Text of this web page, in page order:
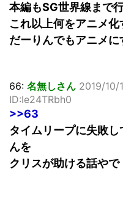
本編もSG世界線まで
これ以上何をアニメ
だーりんでもアニメに
66: 名無しさん 2019/10/
ID:Ie24TRbh0
>>63
タイムリープに失敗
んを
クリスが助ける話やで